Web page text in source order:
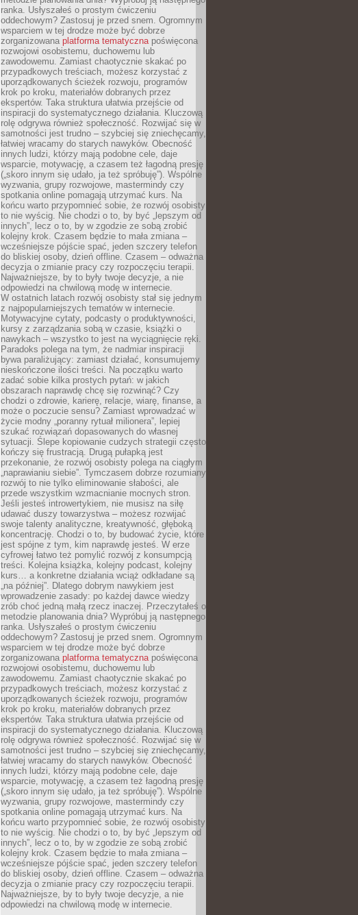
ranka. Usłyszałeś o prostym ćwiczeniu
oddechowym? Zastosuj je przed snem. Ogromnym
wsparciem w tej drodze może być dobrze
zorganizowana platforma tematycznapoświęcona
rozwojowi osobistemu, duchowemu lub
zawodowemu. Zamiast chaotycznie skakać po
przypadkowych treściach, możesz korzystać z
uporządkowanych ścieżek rozwoju, programów
krok po kroku, materiałów dobranych przez
ekspertów. Taka struktura ułatwia przejście od
inspiracji do systematycznego działania. Kluczową
rolę odgrywa również społeczność. Rozwijać się w
samotności jest trudno – szybciej się zniechęcamy,
łatwiej wracamy do starych nawyków. Obecność
innych ludzi, którzy mają podobne cele, daje
wsparcie, motywację, a czasem też łagodną presję
(„skoro innym się udało, ja też spróbuję”). Wspólne
wyzwania, grupy rozwojowe, mastermindy czy
spotkania online pomagają utrzymać kurs. Na
końcu warto przypomnieć sobie, że rozwój osobisty
to nie wyścig. Nie chodzi o to, by być „lepszym od
innych”, lecz o to, by w zgodzie ze sobą zrobić
kolejny krok. Czasem będzie to mała zmiana –
wcześniejsze pójście spać, jeden szczery telefon
do bliskiej osoby, dzień offline. Czasem – odważna
decyzja o zmianie pracy czy rozpoczęciu terapii.
Najważniejsze, by to były twoje decyzje, a nie
odpowiedzi na chwilową modę w internecie.
W ostatnich latach rozwój osobisty stał się jednym
z najpopularniejszych tematów w internecie.
Motywacyjne cytaty, podcasty o produktywności,
kursy z zarządzania sobą w czasie, książki o
nawykach – wszystko to jest na wyciągnięcie ręki.
Paradoks polega na tym, że nadmiar inspiracji
bywa paraliżujący: zamiast działać, konsumujemy
nieskończone ilości treści. Na początku warto
zadać sobie kilka prostych pytań: w jakich
obszarach naprawdę chcę się rozwinąć? Czy
chodzi o zdrowie, karierę, relacje, wiarę, finanse, a
może o poczucie sensu? Zamiast wprowadzać w
życie modny „poranny rytuał milionera”, lepiej
szukać rozwiązań dopasowanych do własnej
sytuacji. Ślepe kopiowanie cudzych strategii często
kończy się frustracją. Drugą pułapką jest
przekonanie, że rozwój osobisty polega na ciągłym
„naprawianiu siebie”. Tymczasem dobrze rozumiany
rozwój to nie tylko eliminowanie słabości, ale
przede wszystkim wzmacnianie mocnych stron.
Jeśli jesteś introwertykiem, nie musisz na siłę
udawać duszy towarzystwa – możesz rozwijać
swoje talenty analityczne, kreatywność, głęboką
koncentrację. Chodzi o to, by budować życie, które
jest spójne z tym, kim naprawdę jesteś. W erze
cyfrowej łatwo też pomylić rozwój z konsumpcją
treści. Kolejna książka, kolejny podcast, kolejny
kurs… a konkretne działania wciąż odkładane są
„na później”. Dlatego dobrym nawykiem jest
wprowadzenie zasady: po każdej dawce wiedzy
zrób choć jedną małą rzecz inaczej. Przeczytałeś o
metodzie planowania dnia? Wypróbuj ją następnego
ranka. Usłyszałeś o prostym ćwiczeniu
oddechowym? Zastosuj je przed snem. Ogromnym
wsparciem w tej drodze może być dobrze
zorganizowana platforma tematycznapoświęcona
rozwojowi osobistemu, duchowemu lub
zawodowemu. Zamiast chaotycznie skakać po
przypadkowych treściach, możesz korzystać z
uporządkowanych ścieżek rozwoju, programów
krok po kroku, materiałów dobranych przez
ekspertów. Taka struktura ułatwia przejście od
inspiracji do systematycznego działania. Kluczową
rolę odgrywa również społeczność. Rozwijać się w
samotności jest trudno – szybciej się zniechęcamy,
łatwiej wracamy do starych nawyków. Obecność
innych ludzi, którzy mają podobne cele, daje
wsparcie, motywację, a czasem też łagodną presję
(„skoro innym się udało, ja też spróbuję”). Wspólne
wyzwania, grupy rozwojowe, mastermindy czy
spotkania online pomagają utrzymać kurs. Na
końcu warto przypomnieć sobie, że rozwój osobisty
to nie wyścig. Nie chodzi o to, by być „lepszym od
innych”, lecz o to, by w zgodzie ze sobą zrobić
kolejny krok. Czasem będzie to mała zmiana –
wcześniejsze pójście spać, jeden szczery telefon
do bliskiej osoby, dzień offline. Czasem – odważna
decyzja o zmianie pracy czy rozpoczęciu terapii.
Najważniejsze, by to były twoje decyzje, a nie
odpowiedzi na chwilową modę w internecie.